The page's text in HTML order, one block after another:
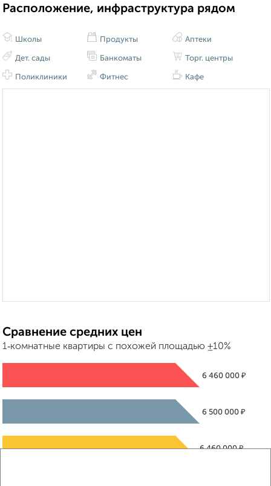
Расположение, инфраструктура рядом
Школы
Дет. сады
Поликлиники
Продукты
Банкоматы
Фитнес
Аптеки
Торг. центры
Кафе
Сравнение средних цен
1‑комнатные квартиры с похожей площадью ±10%
6 460 000 ₽
6 500 000 ₽
6 460 000₽